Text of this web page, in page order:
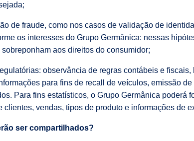
de fraude, como nos casos de validação de
os interesses do Grupo Germânica: nessas
aos direitos do consumidor;
observância de regras contábeis e
para fins de recall de veículos, emissão
Para fins estatísticos, o Grupo Germânica poderá
vendas, tipos de produto e informações de
ser compartilhados?